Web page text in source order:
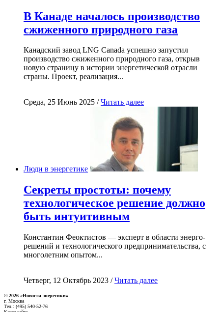
В Канаде началось производство
сжиженного природного газа
Канадский завод LNG Canada успешно запустил
производство сжиженного природного газа, открыв
новую страницу в истории энергетической отрасли
страны. Проект, реализация...
Среда, 25 Июнь 2025 /Читать далее
Люди в энергетике
Секреты простоты: почему
технологическое решение должно
быть интуитивным
Константин Феоктистов — эксперт в области энерго-
решений и технологического предпринимательства, с
многолетним опытом...
Четверг, 12 Октябрь 2023 /Читать далее
© 2026 «Новости энеретики»
г. Москва
Тел.: (495) 540-52-76